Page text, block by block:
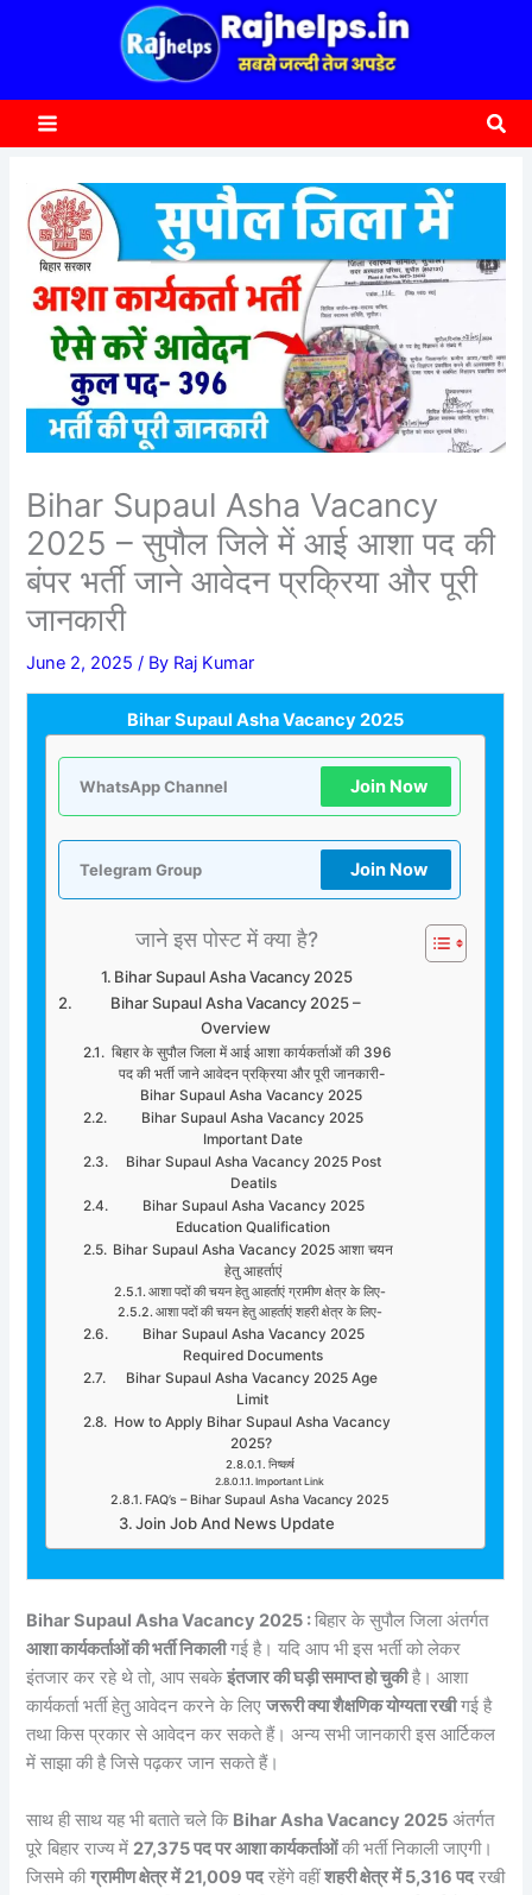
Bihar Supaul Asha Vacancy
2025 – सुपौल जिले में आई आशा पद की
बंपर भर्ती जाने आवेदन प्रक्रिया और पूरी
जानकारी
June 2, 2025/ By Raj Kumar
Bihar Supaul Asha Vacancy 2025
WhatsApp Channel Join Now
Telegram Group Join Now
जाने इस पोस्ट में क्या है?
Bihar Supaul Asha Vacancy 2025
Bihar Supaul Asha Vacancy 2025 –
Overview
बिहार के सुपौल जिला में आई आशा कार्यकर्ताओं की 396
पद की भर्ती जाने आवेदन प्रक्रिया और पूरी जानकारी-
Bihar Supaul Asha Vacancy 2025
Bihar Supaul Asha Vacancy 2025
Important Date
Bihar Supaul Asha Vacancy 2025 Post
Deatils
Bihar Supaul Asha Vacancy 2025
Education Qualification
Bihar Supaul Asha Vacancy 2025 आशा चयन
हेतु आहर्ताएं
आशा पदों की चयन हेतु आहर्ताएं ग्रामीण क्षेत्र के लिए-
आशा पदों की चयन हेतु आहर्ताएं शहरी क्षेत्र के लिए-
Bihar Supaul Asha Vacancy 2025
Required Documents
Bihar Supaul Asha Vacancy 2025 Age
Limit
How to Apply Bihar Supaul Asha Vacancy
2025?
निष्कर्ष
Important Link
FAQ’s – Bihar Supaul Asha Vacancy 2025
Join Job And News Update
Bihar Supaul Asha Vacancy 2025 :बिहार के सुपौल जिला अंतर्गत
आशा कार्यकर्ताओं की भर्ती निकालीगई है। यदि आप भी इस भर्ती को लेकर
इंतजार कर रहे थे तो, आप सबकेइंतजार की घड़ी समाप्त हो चुकीहै। आशा
कार्यकर्ता भर्ती हेतु आवेदन करने के लिएजरूरी क्या शैक्षणिक योग्यता रखीगई है
तथा किस प्रकार से आवेदन कर सकते हैं। अन्य सभी जानकारी इस आर्टिकल
में साझा की है जिसे पढ़कर जान सकते हैं।
साथ ही साथ यह भी बताते चले कि Bihar Asha Vacancy 2025 अंतर्गत
पूरे बिहार राज्य में 27,375 पद पर आशा कार्यकर्ताओंकी भर्ती निकाली जाएगी।
जिसमे कीग्रामीण क्षेत्र में 21,009 पदरहेंगे वहींशहरी क्षेत्र में 5,316 पदरखी
c